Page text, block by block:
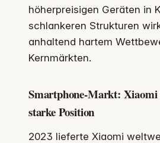
höherpreisigen Geräten in
schlankeren Strukturen
anhaltend hartem
Kernmärkten.
Smartphone-Markt: Xiaomi
starke Position
2023 lieferte Xiaomi